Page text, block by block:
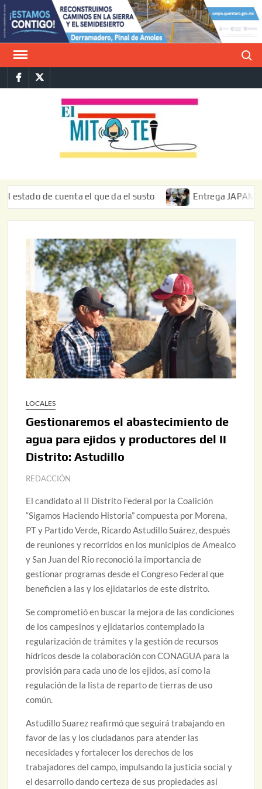
Saltar
al
contenido
FacebookTwitter
de cuenta el que da el susto Entrega JAPAM
LOCALES
Gestionaremos el abastecimiento de
agua para ejidos y productores del II
Distrito: Astudillo
REDACCIÓN
El candidato al II Distrito Federal por la Coalición
“Sigamos Haciendo Historia” compuesta por Morena,
PT y Partido Verde, Ricardo Astudillo Suárez, después
de reuniones y recorridos en los municipios de Amealco
y San Juan del Río reconoció la importancia de
gestionar programas desde el Congreso Federal que
beneficien a las y los ejidatarios de este distrito.
Se comprometió en buscar la mejora de las condiciones
de los campesinos y ejidatarios contemplado la
regularización de trámites y la gestión de recursos
hídricos desde la colaboración con CONAGUA para la
provisión para cada uno de los ejidos, así como la
regulación de la lista de reparto de tierras de uso
común.
Astudillo Suarez reafirmó que seguirá trabajando en
favor de las y los ciudadanos para atender las
necesidades y fortalecer los derechos de los
trabajadores del campo, impulsando la justicia social y
el desarrollo dando certeza de sus propiedades así